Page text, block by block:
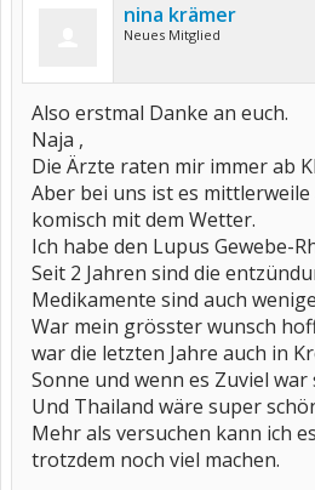
nina krämer
Neues Mitglied
Also erstmal Danke an euch.
Naja ,
Die Ärzte raten mir immer ab
Aber bei uns ist es
komisch mit dem Wetter.
Ich habe den Lupus Gewebe-
Seit 2 Jahren sind die
Medikamente sind auch
War mein grösster wunsch
war die letzten Jahre auch in
Sonne und wenn es Zuviel war
Und Thailand wäre super
Mehr als versuchen kann ich
trotzdem noch viel machen.